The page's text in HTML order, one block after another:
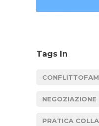
Tags In
NEGOZIAZIONE
PRATICA